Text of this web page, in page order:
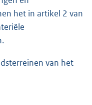
het in artikel 2 van
van het